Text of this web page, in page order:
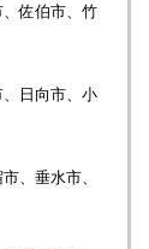
佐伯市、竹
日向市、小
、垂水市、